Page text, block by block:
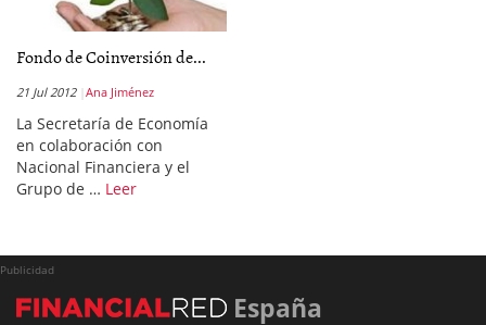
Fondo de Coinversión de...
21 Jul 2012 Ana Jiménez
La Secretaría de Economía
en colaboración con
Nacional Financiera y el
Grupo de … Leer
Publicidad
España